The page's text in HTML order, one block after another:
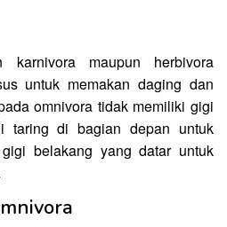
karnivora maupun herbivora
untuk memakan daging dan
omnivora tidak memiliki gigi
taring di bagian depan untuk
belakang yang datar untuk